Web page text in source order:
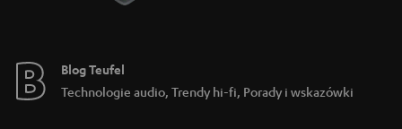
Blog Teufel
Technologie audio, Trendy hi-fi, Porady i wskazówki